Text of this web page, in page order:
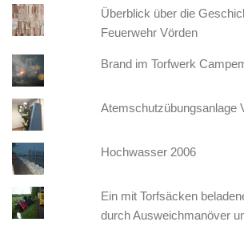
Überblick über die
Feuerwehr Vörden
Brand im Torfwerk
Atemschutzübungsanlage
Hochwasser 2006
Ein mit Torfsäcken
durch Ausweichmanöver